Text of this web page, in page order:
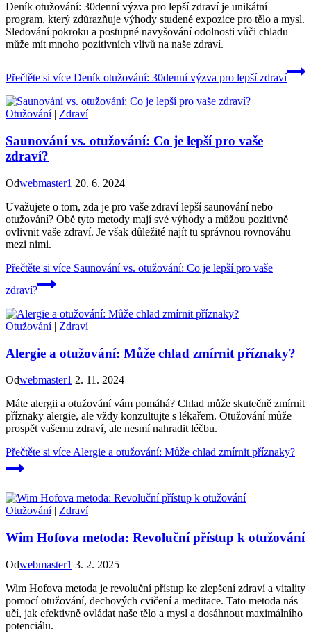
Deník otužování: 30denní výzva pro lepší zdraví je unikátní
program, který zdůrazňuje výhody studené expozice pro tělo a mysl.
Sledování pokroku a postupné navyšování odolnosti vůči chladu
může mít mnoho pozitivních vlivů na naše zdraví.
Přečtěte si více Deník otužování: 30denní výzva pro lepší zdraví
Otužování| Zdraví
Saunování vs. otužování: Co je lepší pro vaše
zdraví?
Odwebmaster1 20. 6. 2024
Uvažujete o tom, zda je pro vaše zdraví lepší saunování nebo
otužování? Obě tyto metody mají své výhody a můžou pozitivně
ovlivnit vaše zdraví. Je však důležité najít tu správnou rovnováhu
mezi nimi.
Přečtěte si více Saunování vs. otužování: Co je lepší pro vaše
zdraví?
Otužování| Zdraví
Alergie a otužování: Může chlad zmírnit příznaky?
Odwebmaster1 2. 11. 2024
Máte alergii a otužování vám pomáhá? Chlad může skutečně zmírnit
příznaky alergie, ale vždy konzultujte s lékařem. Otužování může
prospět vašemu zdraví, ale nesmí nahradit léčbu.
Přečtěte si více Alergie a otužování: Může chlad zmírnit příznaky?
Otužování| Zdraví
Wim Hofova metoda: Revoluční přístup k otužování
Odwebmaster1 3. 2. 2025
Wim Hofova metoda je revoluční přístup ke zlepšení zdraví a vitality
pomocí otužování, dechových cvičení a meditace. Tato metoda nás
učí, jak efektivně ovládat naše tělo a mysl a dosáhnout maximálního
potenciálu.